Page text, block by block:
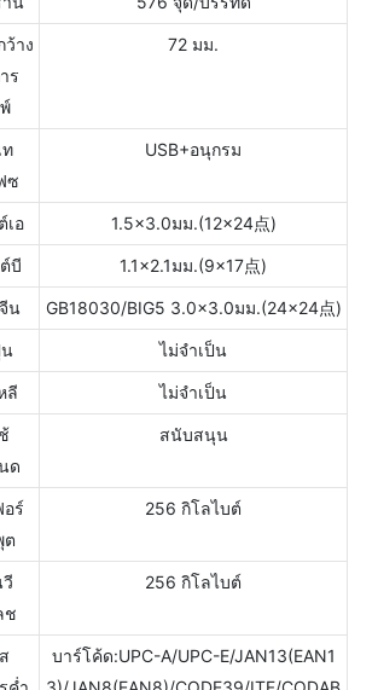
ว้าง
ร
72 มม.
ท
ซ
USB+อนุกรม
เอ 1.5×3.0มม.(12×24点)
บี 1.1×2.1มม.(9×17点)
น GB18030/BIG5 3.0×3.0มม.(24×24点)
ไม่จำเป็น
ลี ไม่จำเป็น
ด
สนับสนุน
ร์
ต
256 กิโลไบต์
วี
ช
256 กิโลไบต์
บาร์โค้ด:UPC-A/UPC-E/JAN13(EAN1